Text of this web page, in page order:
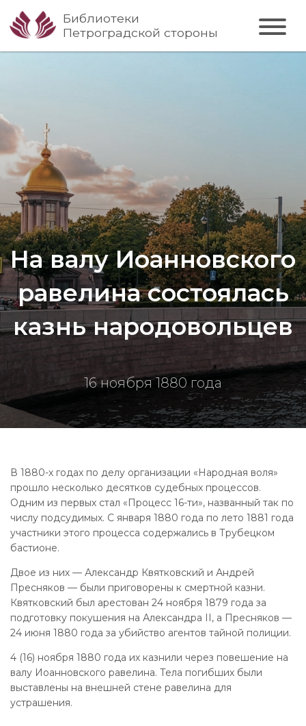
Библиотеки
Петроградской стороны
На валу Иоанновского
равелина состоялась
казнь народовольцев
16 ноября 1880 года
В 1880-х годах по делу организации «Народная воля»
прошло несколько десятков судебных процессов.
Одним из первых стал «Процесс 16-ти», названный так по
числу подсудимых. С января 1880 года по лето 1881 года
участники этого процесса содержались в Трубецком
бастионе.
Двое из них — Александр Квятковский и Андрей
Пресняков — были приговорены к смертной казни.
Квятковский был арестован 24 ноября 1879 года за
подготовку покушения на Александра II, а Пресняков —
24 июня 1880 года за убийство агентов тайной полиции.
4 (16) ноября 1880 года их казнили через повешение на
валу Иоанновского равелина. Тела погибших были
выставлены на внешней стене равелина для
устрашения.